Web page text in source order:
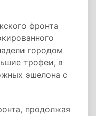
фронта
городом
трофеи, в
эшелона с
продолжая